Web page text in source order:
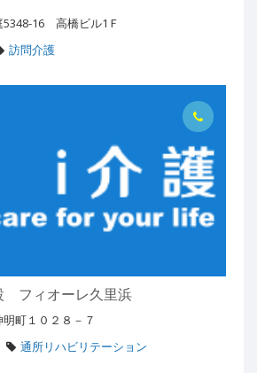
16 高橋ビル1Ｆ
訪問介護
フィオーレ久里浜
町１０２８－７
通所リハビリテーション